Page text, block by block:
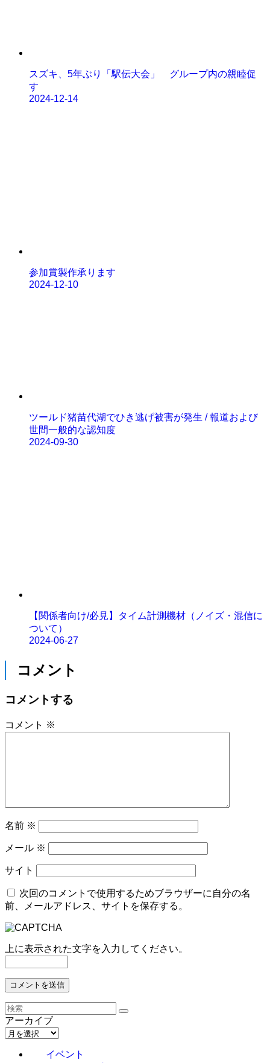
スズキ、5年ぶり「駅伝大会」 グループ内の親睦促
す
2024-12-14
参加賞製作承ります
2024-12-10
ツールド猪苗代湖でひき逃げ被害が発生 / 報道および
世間一般的な認知度
2024-09-30
【関係者向け/必見】タイム計測機材（ノイズ・混信に
ついて）
2024-06-27
コメント
コメントする
コメント ※
名前 ※
メール ※
サイト
次回のコメントで使用するためブラウザーに自分の名
前、メールアドレス、サイトを保存する。
上に表示された文字を入力してください。
アーカイブ
イベント